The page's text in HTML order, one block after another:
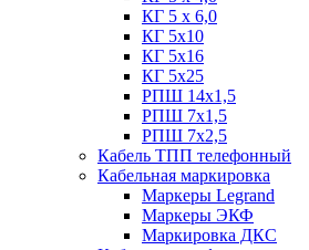
КГ 5 х 6,0
КГ 5х10
КГ 5х16
КГ 5х25
РПШ 14х1,5
РПШ 7х1,5
РПШ 7х2,5
Кабель ТПП телефонный
Кабельная маркировка
Маркеры Legrand
Маркеры ЭКФ
Маркировка ДКС